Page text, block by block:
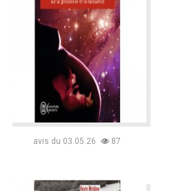
avis du 03.05.26 87